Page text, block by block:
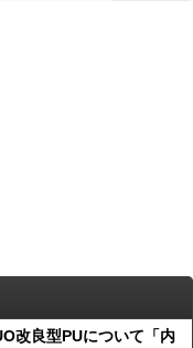
改良型PUについて「内